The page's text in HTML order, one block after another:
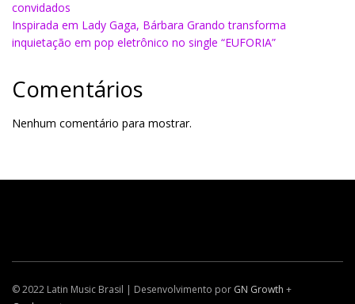
convidados
Inspirada em Lady Gaga, Bárbara Grando transforma
inquietação em pop eletrônico no single “EUFORIA”
Comentários
Nenhum comentário para mostrar.
© 2022 Latin Music Brasil | Desenvolvimento por GN Growth +